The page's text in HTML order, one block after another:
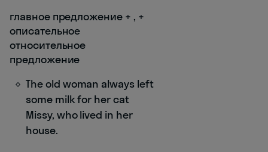
главное предложение + , +
описательное
относительное
предложение
The old woman always left
some milk for her cat
Missy, who lived in her
house.